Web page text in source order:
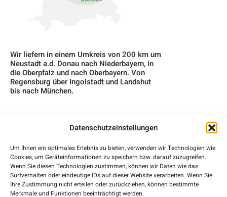
Datenschutzeinstellungen
Um Ihnen ein optimales Erlebnis zu bieten, verwenden wir Technologien wie
Cookies, um Geräteinformationen zu speichern bzw. darauf zuzugreifen.
Wenn Sie diesen Technologien zustimmen, können wir Daten wie das
Surfverhalten oder eindeutige IDs auf dieser Website verarbeiten. Wenn Sie
Ihre Zustimmung nicht erteilen oder zurückziehen, können bestimmte
Merkmale und Funktionen beeinträchtigt werden.
Wir liefern in einem Umkreis von 200 km um
Neustadt a.d. Donau nach Niederbayern, in
die Oberpfalz und nach Oberbayern. Von
Regensburg über Ingolstadt und Landshut
bis nach München.
Über Uns
Blog